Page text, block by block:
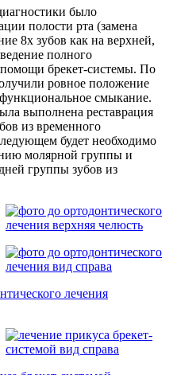
было
полости рта (замена
8х зубов как на верхней,
полного
помощи брекет-системы. По
ровное положение
смыкание.
выполнена реставрация
из временного
будет необходимо
молярной группы и
группы зубов из